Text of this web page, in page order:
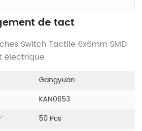
de tact
Switch Tactile 6x6mm SMD
électrique
Gangyuan
KAN0653
50 Pcs